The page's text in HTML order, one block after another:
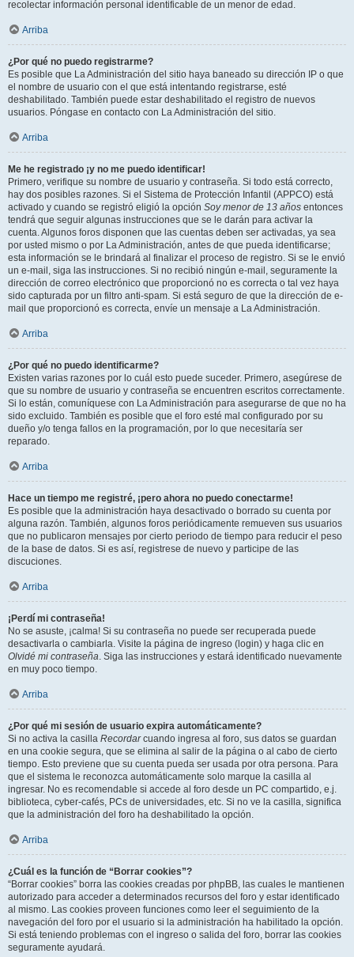
recolectar información personal identificable de un menor de edad.
Arriba
¿Por qué no puedo registrarme?
Es posible que La Administración del sitio haya baneado su dirección IP o que
el nombre de usuario con el que está intentando registrarse, esté
deshabilitado. También puede estar deshabilitado el registro de nuevos
usuarios. Póngase en contacto con La Administración del sitio.
Arriba
Me he registrado ¡y no me puedo identificar!
Primero, verifique su nombre de usuario y contraseña. Si todo está correcto,
hay dos posibles razones. Si el Sistema de Protección Infantil (APPCO) está
activado y cuando se registró eligió la opción Soy menor de 13 años entonces
tendrá que seguir algunas instrucciones que se le darán para activar la
cuenta. Algunos foros disponen que las cuentas deben ser activadas, ya sea
por usted mismo o por La Administración, antes de que pueda identificarse;
esta información se le brindará al finalizar el proceso de registro. Si se le envió
un e-mail, siga las instrucciones. Si no recibió ningún e-mail, seguramente la
dirección de correo electrónico que proporcionó no es correcta o tal vez haya
sido capturada por un filtro anti-spam. Si está seguro de que la dirección de e-
mail que proporcionó es correcta, envíe un mensaje a La Administración.
Arriba
¿Por qué no puedo identificarme?
Existen varias razones por lo cuál esto puede suceder. Primero, asegúrese de
que su nombre de usuario y contraseña se encuentren escritos correctamente.
Si lo están, comuníquese con La Administración para asegurarse de que no ha
sido excluido. También es posible que el foro esté mal configurado por su
dueño y/o tenga fallos en la programación, por lo que necesitaría ser
reparado.
Arriba
Hace un tiempo me registré, ¡pero ahora no puedo conectarme!
Es posible que la administración haya desactivado o borrado su cuenta por
alguna razón. También, algunos foros periódicamente remueven sus usuarios
que no publicaron mensajes por cierto periodo de tiempo para reducir el peso
de la base de datos. Si es así, registrese de nuevo y participe de las
discuciones.
Arriba
¡Perdí mi contraseña!
No se asuste, ¡calma! Si su contraseña no puede ser recuperada puede
desactivarla o cambiarla. Visite la página de ingreso (login) y haga clic en
Olvidé mi contraseña. Siga las instrucciones y estará identificado nuevamente
en muy poco tiempo.
Arriba
¿Por qué mi sesión de usuario expira automáticamente?
Si no activa la casilla Recordarcuando ingresa al foro, sus datos se guardan
en una cookie segura, que se elimina al salir de la página o al cabo de cierto
tiempo. Esto previene que su cuenta pueda ser usada por otra persona. Para
que el sistema le reconozca automáticamente solo marque la casilla al
ingresar. No es recomendable si accede al foro desde un PC compartido, e.j.
biblioteca, cyber-cafés, PCs de universidades, etc. Si no ve la casilla, significa
que la administración del foro ha deshabilitado la opción.
Arriba
¿Cuál es la función de “Borrar cookies”?
“Borrar cookies” borra las cookies creadas por phpBB, las cuales le mantienen
autorizado para acceder a determinados recursos del foro y estar identificado
al mismo. Las cookies proveen funciones como leer el seguimiento de la
navegación del foro por el usuario si la administración ha habilitado la opción.
Si está teniendo problemas con el ingreso o salida del foro, borrar las cookies
seguramente ayudará.